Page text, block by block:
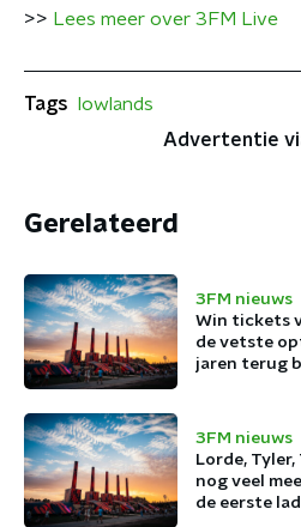
>> Lees meer over 3FM Live
Tags
lowlands
Advertentie
Gerelateerd
3FM nieuws
Win tickets
de vetste
jaren terug
3FM nieuws
Lorde, Tyler,
nog veel
de eerste